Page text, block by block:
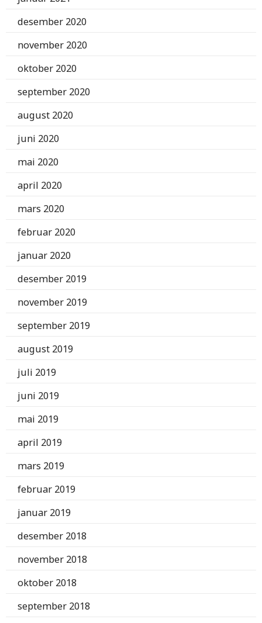
desember 2020
november 2020
oktober 2020
september 2020
august 2020
juni 2020
mai 2020
april 2020
mars 2020
februar 2020
januar 2020
desember 2019
november 2019
september 2019
august 2019
juli 2019
juni 2019
mai 2019
april 2019
mars 2019
februar 2019
januar 2019
desember 2018
november 2018
oktober 2018
september 2018